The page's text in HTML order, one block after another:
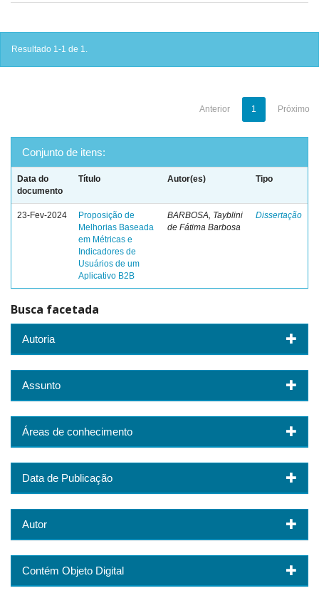
Resultado 1-1 de 1.
Anterior 1 Próximo
Conjunto de itens:
Data do
documento
Título Autor(es) Tipo
23-Fev-2024
Proposição de
Melhorias Baseada
em Métricas e
Indicadores de
Usuários de um
Aplicativo B2B
BARBOSA, Tayblini
de Fátima Barbosa
Dissertação
Busca facetada
Autoria
Assunto
Áreas de conhecimento
Data de Publicação
Autor
Contém Objeto Digital